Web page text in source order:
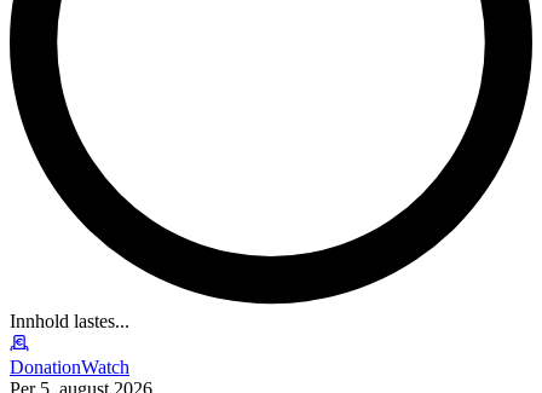
Innhold lastes...
DonationWatch
Per 5. august 2026